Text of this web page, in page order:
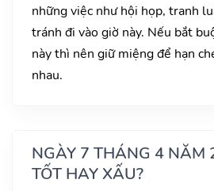
những việc như hội họp, tranh
tránh đi vào giờ này. Nếu bắt
này thì nên giữ miệng để hạn
nhau.
NGÀY 7 THÁNG 4 NĂM
TỐT HAY XẤU?